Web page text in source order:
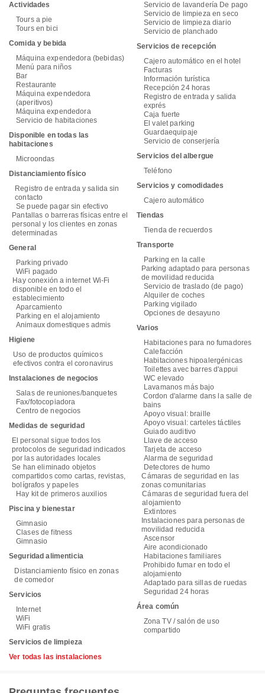
Actividades
Tours a pie
Tours en bici
Comida y bebida
Máquina expendedora (bebidas)
Menú para niños
Bar
Restaurante
Máquina expendedora
(aperitivos)
Máquina expendedora
Servicio de habitaciones
Disponible en todas las
habitaciones
Microondas
Distanciamiento físico
Registro de entrada y salida sin
contacto
Se puede pagar sin efectivo
Pantallas o barreras físicas entre el
personal y los clientes en zonas
determinadas
General
Parking privado
WiFi pagado
Hay conexión a internet Wi-Fi
disponible en todo el
establecimiento
Aparcamiento
Parking en el alojamiento
Animaux domestiques admis
Higiene
Uso de productos químicos
efectivos contra el coronavirus
Instalaciones de negocios
Salas de reuniones/banquetes
Fax/fotocopiadora
Centro de negocios
Medidas de seguridad
El personal sigue todos los
protocolos de seguridad indicados
por las autoridades locales
Se han eliminado objetos
compartidos como cartas, revistas,
bolígrafos y papeles
Hay kit de primeros auxilios
Piscina y bienestar
Gimnasio
Clases de fitness
Gimnasio
Seguridad alimenticia
Distanciamiento físico en zonas
de comedor
Servicios
Internet
WiFi
WiFi gratis
Servicios de limpieza
Servicio de lavandería De pago
Servicio de limpieza en seco
Servicio de limpieza diario
Servicio de planchado
Servicios de recepción
Cajero automático en el hotel
Facturas
Información turística
Recepción 24 horas
Registro de entrada y salida
exprés
Caja fuerte
El valet parking
Guardaequipaje
Servicio de conserjería
Servicios del albergue
Teléfono
Servicios y comodidades
Cajero automático
Tiendas
Tienda de recuerdos
Transporte
Parking en la calle
Parking adaptado para personas
de movilidad reducida
Servicio de traslado (de pago)
Alquiler de coches
Parking vigilado
Opciones de desayuno
Varios
Habitaciones para no fumadores
Calefacción
Habitaciones hipoalergénicas
Toilettes avec barres d'appui
WC elevado
Lavamanos más bajo
Cordon d'alarme dans la salle de
bains
Apoyo visual: braille
Apoyo visual: carteles táctiles
Guiado auditivo
Llave de acceso
Tarjeta de acceso
Alarma de seguridad
Detectores de humo
Cámaras de seguridad en las
zonas comunitarias
Cámaras de seguridad fuera del
alojamiento
Extintores
Instalaciones para personas de
movilidad reducida
Ascensor
Aire acondicionado
Habitaciones familiares
Prohibido fumar en todo el
alojamiento
Adaptado para sillas de ruedas
Seguridad 24 horas
Área común
Zona TV / salón de uso
compartido
Ver todas las instalaciones